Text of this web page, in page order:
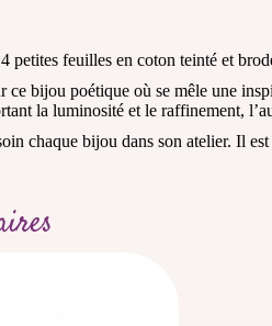
petites feuilles en coton teinté et
ce bijou poétique où se mêle une
la luminosité et le raffinement,
chaque bijou dans son atelier. Il